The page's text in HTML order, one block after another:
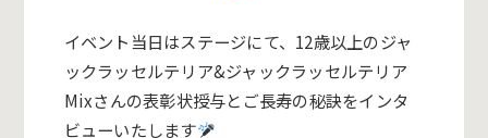
イベント当日はステージにて、12歳以上のジャ
ックラッセルテリア&ジャックラッセルテリア
Mixさんの表彰状授与とご長寿の秘訣をインタ
ビューいたします